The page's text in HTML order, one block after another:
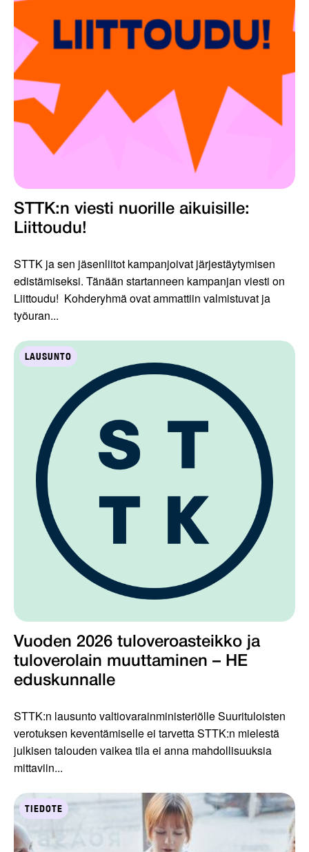
STTK:n viesti nuorille aikuisille:
Liittoudu!
STTK ja sen jäsenliitot kampanjoivat järjestäytymisen
edistämiseksi. Tänään startanneen kampanjan viesti on
Liittoudu! Kohderyhmä ovat ammattiin valmistuvat ja
työuran...
LAUSUNTO
Vuoden 2026 tuloveroasteikko ja
tuloverolain muuttaminen – HE
eduskunnalle
STTK:n lausunto valtiovarainministeriölle Suurituloisten
verotuksen keventämiselle ei tarvetta STTK:n mielestä
julkisen talouden vaikea tila ei anna mahdollisuuksia
mittaviin...
TIEDOTE